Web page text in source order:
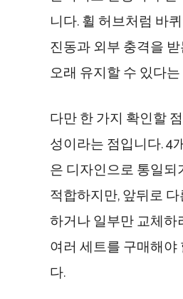
니다. 휠 허브처럼 바
진동과 외부 충격을
오래 유지할 수 있다
다만 한 가지 확인할
성이라는 점입니다. 4
은 디자인으로 통일되
적합하지만, 앞뒤로
하거나 일부만 교체하
여러 세트를 구매해야
다.